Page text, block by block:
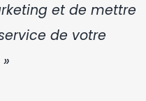
et de mettre
de votre